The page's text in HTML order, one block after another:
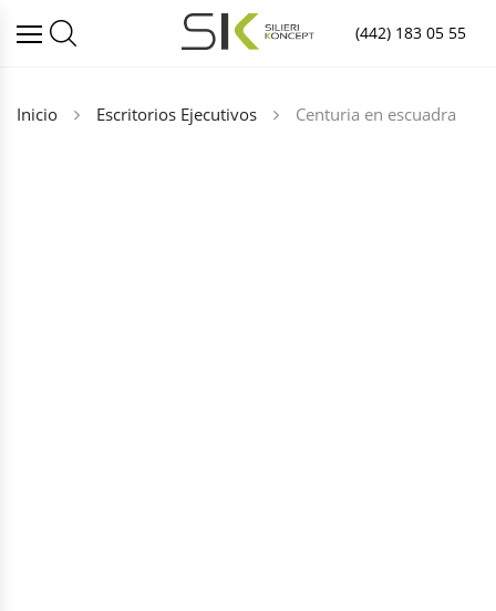
(442) 183 05 55
Inicio Escritorios Ejecutivos Centuria en escuadra